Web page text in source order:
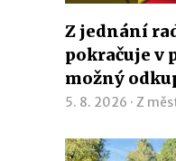
Z jednání
pokračuje v
možný
5. 8. 2026 · Z